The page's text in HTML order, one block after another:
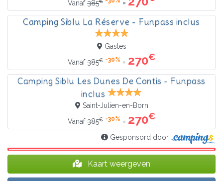
Vanaf385 =
Camping Siblu La Réserve - Funpass inclus
Gastes
Vanaf385€ -30% = 270€
Camping Siblu Les Dunes De Contis - Funpass
inclus
Saint-Julien-en-Born
Vanaf385€ -30% = 270€
Gesponsord door
Kaart weergeven